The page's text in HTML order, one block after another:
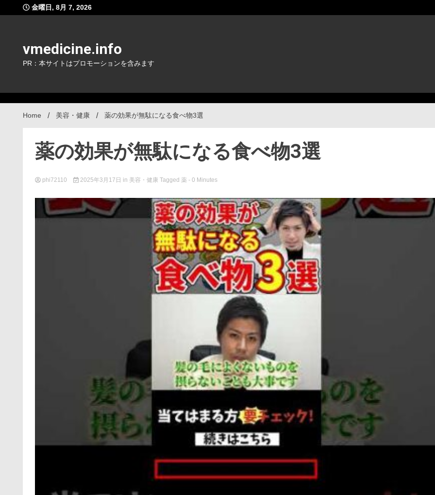
to
金曜日, 8月 7, 2026
vmedicine.info
PR：本サイトはプロモーションを含みます
Home 美容・健康 薬の効果が無駄になる食べ物3選
薬の効果が無駄になる食べ物3選
phi72110 2025年3月17日 in 美容・健康 Tagged 薬 - 0 Minutes